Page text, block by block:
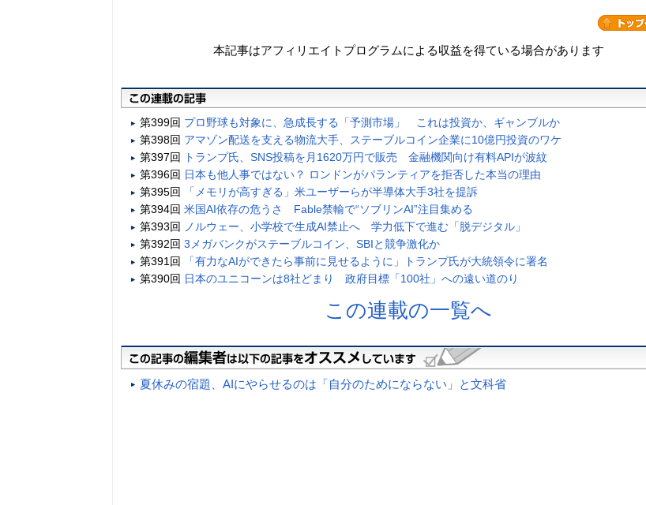
本記事はアフィリエイトプログラムによる収益を得ている場合があります
第399回 プロ野球も対象に、急成長する「予測市場」 これは投資か、ギャンブルか
第398回 アマゾン配送を支える物流大手、ステーブルコイン企業に10億円投資のワケ
第397回
トランプ氏、SNS投稿を月1620万円で販売 金融機関向け有料APIが波紋
第396回 日本も他人事ではない？ ロンドンがパランティアを拒否した本当の理由
第395回
「メモリが高すぎる」米ユーザーらが半導体大手3社を提訴
第394回 米国AI依存の危うさ Fable禁輸で“ソブリンAI”注目集める
第393回 ノルウェー、小学校で生成AI禁止へ 学力低下で進む「脱デジタル」
第392回 3メガバンクがステーブルコイン、SBIと競争激化か
第391回
「有力なAIができたら事前に見せるように」トランプ氏が大統領令に署名
第390回 日本のユニコーンは8社どまり 政府目標「100社」への遠い道のり
この連載の一覧へ
夏休みの宿題、AIにやらせるのは「自分のためにならない」と文科省